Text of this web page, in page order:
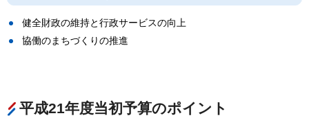
健全財政の維持と行政サービスの向上
協働のまちづくりの推進
平成21年度当初予算のポイント